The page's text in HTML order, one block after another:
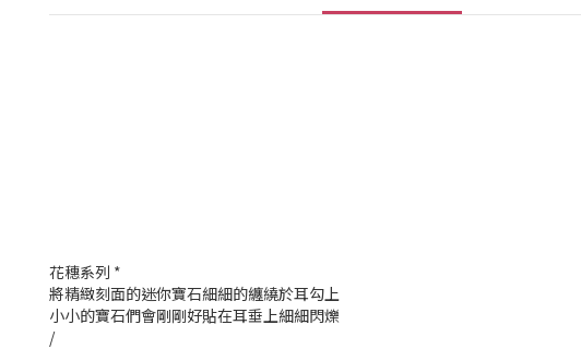
花穗系列 *
將精緻刻面的迷你寶石細細的纏繞於耳勾上
小小的寶石們會剛剛好貼在耳垂上細細閃爍
/